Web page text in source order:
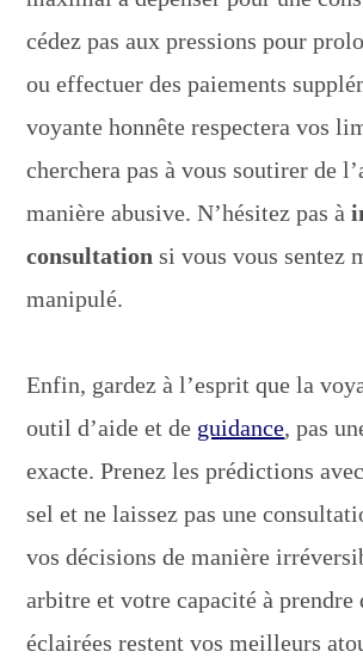
cédez pas aux pressions pour
ou effectuer des paiements
voyante honnête respectera vos
cherchera pas à vous soutirer de
manière abusive. N’hésitez pas à
consultation si vous vous sentez
manipulé.
Enfin, gardez à l’esprit que la
outil d’aide et de guidance, pas
exacte. Prenez les prédictions
sel et ne laissez pas une
vos décisions de manière
arbitre et votre capacité à prendre
éclairées restent vos meilleurs